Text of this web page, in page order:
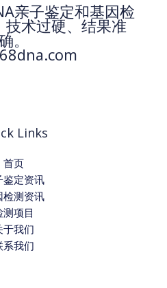
亲子鉴定和基因检
技术过硬、结果准
。
Links
首页
鉴定资讯
检测资讯
测项目
于我们
系我们